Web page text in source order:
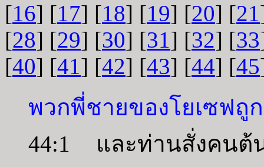
[16] [17] [18] [19] [20] [21
[28] [29] [30] [31] [32] [33
[40] [41] [42] [43] [44] [45
พวกพี่ชายของโยเซฟถู
44:1 และท่านสั่งคนต้